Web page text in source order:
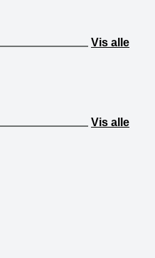
Vis alle
Vis alle